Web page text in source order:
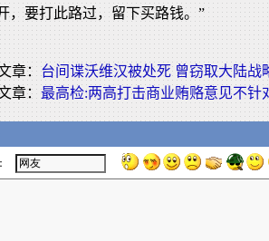
，要打此路过，留下买路钱。”
章： 台间谍沃维汉被处死 曾窃取大陆战
章： 最高检:两高打击商业贿赂意见不针